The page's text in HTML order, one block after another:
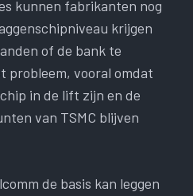
kunnen fabrikanten nog
krijgen
of de bank te
probleem, vooral omdat
in de lift zijn en de
van TSMC blijven
de basis kan leggen